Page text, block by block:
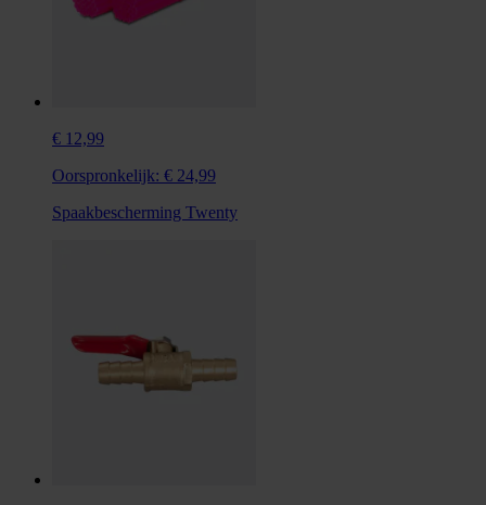
€ 12,99
Oorspronkelijk: € 24,99
Spaakbescherming Twenty